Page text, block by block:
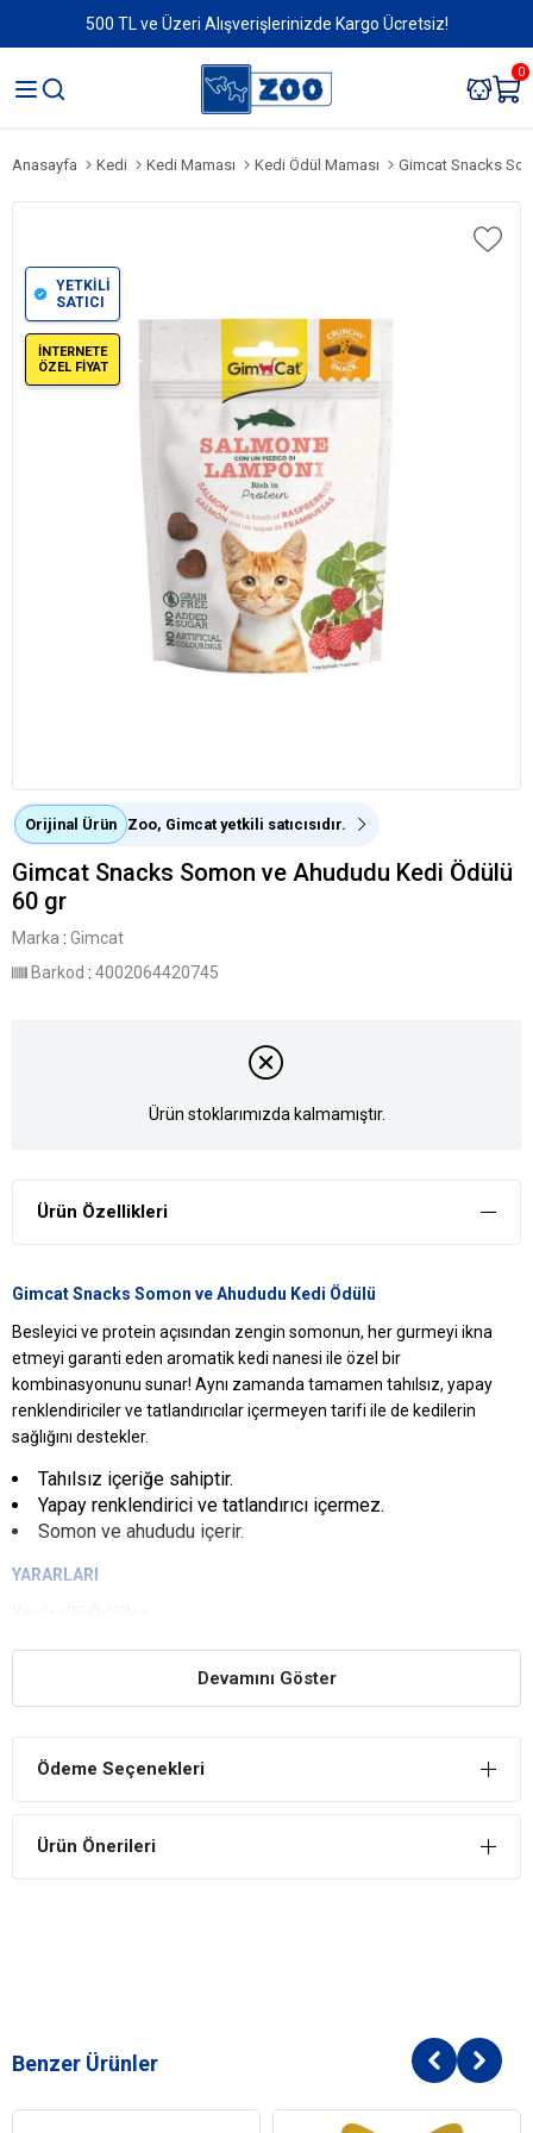
500 TL ve Üzeri Alışverişlerinizde Kargo Ücretsiz!
0
Anasayfa Kedi Kedi Maması Kedi Ödül Maması Gimcat Snacks
YETKİLİ
SATICI
İNTERNETE
ÖZEL FİYAT
Orijinal Ürün Zoo, Gimcat yetkili satıcısıdır.
Gimcat Snacks Somon ve Ahududu Kedi Ödülü
60 gr
Marka : Gimcat
Barkod : 4002064420745
Ürün stoklarımızda kalmamıştır.
Ürün Özellikleri
Gimcat Snacks Somon ve Ahududu Kedi Ödülü
Besleyici ve protein açısından zengin somonun, her gurmeyi ikna
etmeyi garanti eden aromatik kedi nanesi ile özel bir
kombinasyonunu sunar! Aynı zamanda tamamen tahılsız, yapay
renklendiriciler ve tatlandırıcılar içermeyen tarifi ile de kedilerin
sağlığını destekler.
Tahılsız içeriğe sahiptir.
Yapay renklendirici ve tatlandırıcı içermez.
Somon ve ahududu içerir.
YARARLARI
Kediniz için tahılsız içeriğe sahip kedi ödüllerini tercih ederek kilo
kontrolünü sağlayabilirsiniz.
kedinizin besleyici bir ödül tüketmesini sağlar.
BİLEŞİM
Devamını Göster
Ödeme Seçenekleri
Ürün Önerileri
Benzer Ürünler